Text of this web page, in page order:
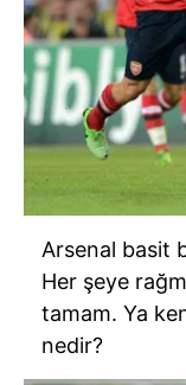
Arsenal basit
Her şeye
tamam. Ya
nedir?